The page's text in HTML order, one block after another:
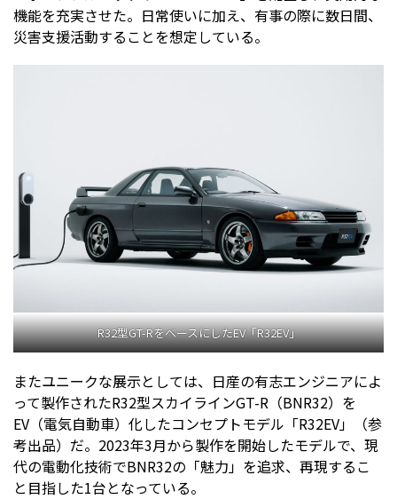
機能を充実させた。日常使いに加え、有事の際に数日間、
災害支援活動することを想定している。
R32型GT-RをベースにしたEV「R32EV」
またユニークな展示としては、日産の有志エンジニアによ
って製作されたR32型スカイラインGT-R（BNR32）を
EV（電気自動車）化したコンセプトモデル「R32EV」（参
考出品）だ。2023年3月から製作を開始したモデルで、現
代の電動化技術でBNR32の「魅力」を追求、再現するこ
と目指した1台となっている。